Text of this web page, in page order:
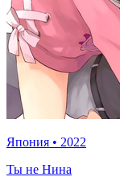
Япония • 2022
Ты не Нина